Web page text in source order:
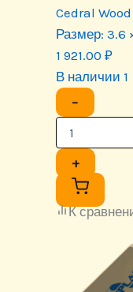
Cedral
Размер: 3.6
1 921.00 ₽
В наличии 1
−
+
К